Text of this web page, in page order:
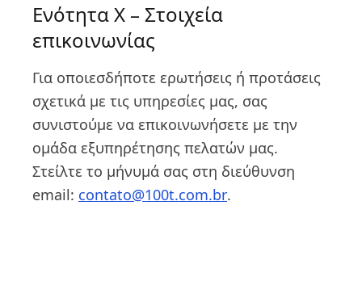
Ενότητα Χ – Στοιχεία
επικοινωνίας
Για οποιεσδήποτε ερωτήσεις ή προτάσεις
σχετικά με τις υπηρεσίες μας, σας
συνιστούμε να επικοινωνήσετε με την
ομάδα εξυπηρέτησης πελατών μας.
Στείλτε το μήνυμά σας στη διεύθυνση
email: contato@100t.com.br.